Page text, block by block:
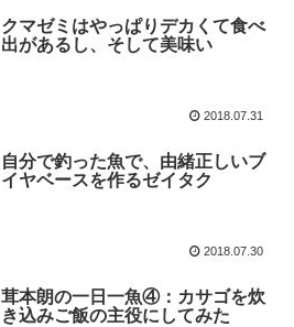
クマゼミはやっぱりデカくて食べ
出があるし、そして美味い
2018.07.31
自分で釣った魚で、由緒正しいブ
イヤベースを作るゼイタク
2018.07.30
茸本朗の一日一魚④：カサゴを炊
き込みご飯の主役にしてみた